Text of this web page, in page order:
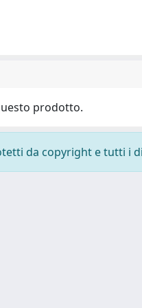
prodotto.
da copyright e tutti i